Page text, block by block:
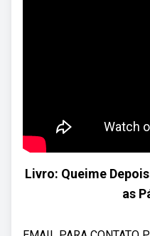
Livro: Queime
as